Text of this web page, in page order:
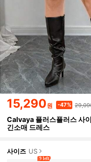
15,290원 -47%
Calvaya 플러스플러스 사
긴소매 드레스
사이즈 US
9 left